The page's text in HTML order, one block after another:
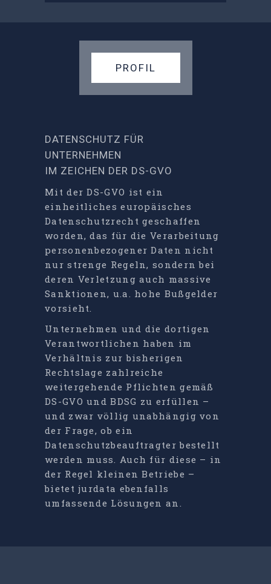
PROFIL
DATENSCHUTZ FÜR
UNTERNEHMEN
IM ZEICHEN DER DS-GVO
Mit der DS-GVO ist ein
einheitliches europäisches
Datenschutzrecht geschaffen
worden, das für die Verarbeitung
personenbezogener Daten nicht
nur strenge Regeln, sondern bei
deren Verletzung auch massive
Sanktionen, u.a. hohe Bußgelder
vorsieht.
Unternehmen und die dortigen
Verantwortlichen haben im
Verhältnis zur bisherigen
Rechtslage zahlreiche
weitergehende Pflichten gemäß
DS-GVO und BDSG zu erfüllen –
und zwar völlig unabhängig von
der Frage, ob ein
Datenschutzbeauftragter bestellt
werden muss. Auch für diese – in
der Regel kleinen Betriebe –
bietet jurdata ebenfalls
umfassende Lösungen an.